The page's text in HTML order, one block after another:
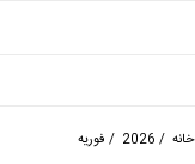
خانه /
2026
/ فوریه